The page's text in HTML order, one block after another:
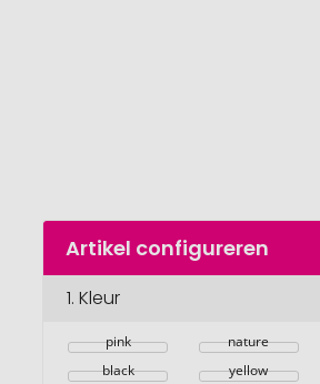
Naar
begin
afbeeldingengalerij
Artikel configureren
1. Kleur
pink nature
black
yellow